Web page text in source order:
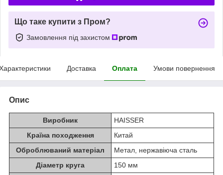
Що таке купити з Пром?
Замовлення під захистом
Доставка Оплата Умови повернення
Опис
Виробник
HAISSER
Країна походження
Китай
Оброблюваний матеріал
Метал, нержавіюча сталь
Діаметр круга
150 мм